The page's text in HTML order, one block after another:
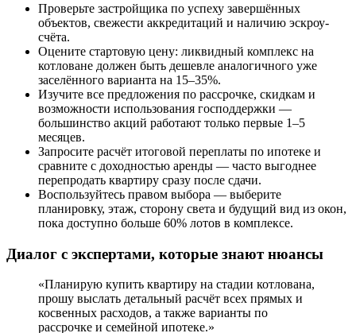
Проверьте застройщика по успеху завершённых
объектов, свежести аккредитаций и наличию эскроу-
счёта.
Оцените стартовую цену: ликвидный комплекс на
котловане должен быть дешевле аналогичного уже
заселённого варианта на 15–35%.
Изучите все предложения по рассрочке, скидкам и
возможности использования господдержки —
большинство акций работают только первые 1–5
месяцев.
Запросите расчёт итоговой переплаты по ипотеке и
сравните с доходностью аренды — часто выгоднее
перепродать квартиру сразу после сдачи.
Воспользуйтесь правом выбора — выберите
планировку, этаж, сторону света и будущий вид из окон,
пока доступно больше 60% лотов в комплексе.
Диалог с экспертами, которые знают нюансы
«Планирую купить квартиру на стадии котлована,
прошу выслать детальный расчёт всех прямых и
косвенных расходов, а также варианты по
рассрочке и семейной ипотеке.»